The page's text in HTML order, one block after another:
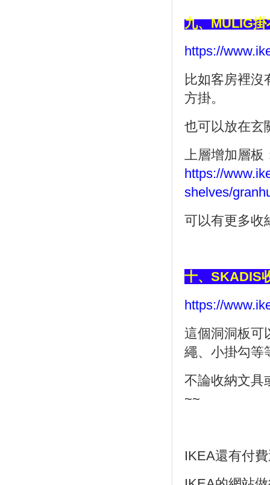
九、MULIG掛
https://
比如客房裡沒
方掛。
也可以放在玄
上層增加層板
https://
shelves/
可以有更多收
十、 SKADIS
https://
這個洞洞板可
繩、小掛勾等
不論收納文具
~~
IKEA還有付